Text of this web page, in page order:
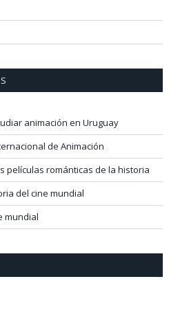
animación en Uruguay
de Animación
películas románticas de la historia
del cine mundial
mundial